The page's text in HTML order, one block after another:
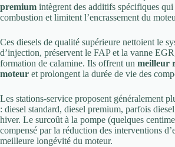
premium intègrent des additifs spécifiques
combustion et limitent l’encrassement du
Ces diesels de qualité supérieure nettoient le
d’injection, préservent le FAP et la vanne
formation de calamine. Ils offrent un meilleur
moteur et prolongent la durée de vie des
Les stations-service proposent généralement
: diesel standard, diesel premium, parfois
hiver. Le surcoût à la pompe (quelques
compensé par la réduction des interventions
meilleure longévité du moteur.